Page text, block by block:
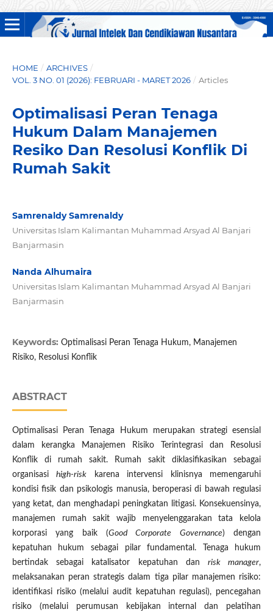
HOME / ARCHIVES /
VOL. 3 NO. 01 (2026): FEBRUARI - MARET 2026 / Articles
Optimalisasi Peran Tenaga
Hukum Dalam Manajemen
Resiko Dan Resolusi Konflik Di
Rumah Sakit
Samrenaldy Samrenaldy
Universitas Islam Kalimantan Muhammad Arsyad Al Banjari
Banjarmasin
Nanda Alhumaira
Universitas Islam Kalimantan Muhammad Arsyad Al Banjari
Banjarmasin
Keywords: Optimalisasi Peran Tenaga Hukum, Manajemen
Risiko, Resolusi Konflik
ABSTRACT
Optimalisasi Peran Tenaga Hukum merupakan strategi esensial
dalam kerangka Manajemen Risiko Terintegrasi dan Resolusi
Konflik di rumah sakit. Rumah sakit diklasifikasikan sebagai
organisasihigh-risk karena intervensi klinisnya memengaruhi
kondisi fisik dan psikologis manusia, beroperasi di bawah regulasi
yang ketat, dan menghadapi peningkatan litigasi. Konsekuensinya,
manajemen rumah sakit wajib menyelenggarakan tata kelola
korporasi yang baik (Good Corporate Governance) dengan
kepatuhan hukum sebagai pilar fundamental. Tenaga hukum
bertindak sebagai katalisator kepatuhan dan risk manager,
melaksanakan peran strategis dalam tiga pilar manajemen risiko:
identifikasi risiko (melalui audit kepatuhan regulasi), pencegahan
risiko (melalui perumusan kebijakan internal dan pelatihan